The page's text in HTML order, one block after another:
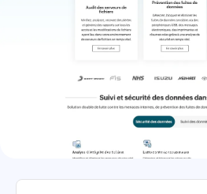
ManageEngine DataSecurity